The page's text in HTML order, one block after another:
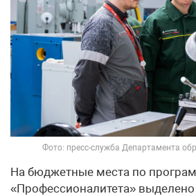
Фото: пресс-служба Департамента
На бюджетные места по
«Профессионалитета»